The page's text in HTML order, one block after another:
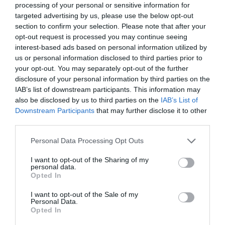
processing of your personal or sensitive information for
targeted advertising by us, please use the below opt-out
section to confirm your selection. Please note that after your
opt-out request is processed you may continue seeing
interest-based ads based on personal information utilized by
us or personal information disclosed to third parties prior to
your opt-out. You may separately opt-out of the further
disclosure of your personal information by third parties on the
IAB’s list of downstream participants. This information may
also be disclosed by us to third parties on the IAB’s List of
Downstream Participants that may further disclose it to other
Please note that this website/app uses one or more Google
not limited to your visit or usage behaviour. You may click to
grant or deny consent to Google and its third-party tags to
use your data for below specified purposes in below Google
consent section.
Personal Data Processing Opt Outs
I want to opt-out of the Sharing of my
personal data.
Opted In
I want to opt-out of the Sale of my
Personal Data.
Opted In
Bécsben. 1921-ben, a Monarchia szétválása után jött
létre a magyar galoppverseny sorozat. A lovassport
története az 1930-as években kezdett igazán
felpörögni Magyarországon és bár a világháború
megszakította ezt a fejlődési pályát, elmondható,
hogy az 1956 utáni években a magyarországi
lovassport csúcsra ért.
Ekkoriban rendeztek Ifjúsági Díjugrató Európa-
magyar lovassport sikerei folytatódtak az ezt követő
évtizedekben és a 21. században is. Elég például arra
gondolnunk, hogy 2009-ben a hazai rendezésű
meg, ami a hetedik siker volt a világháborútól
számított lovastörténelemben.